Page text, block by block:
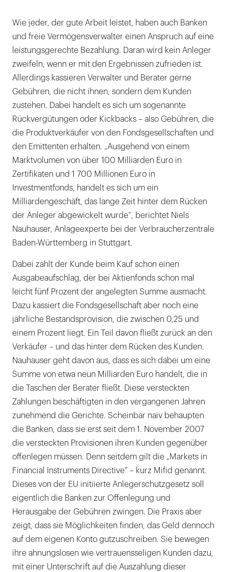
Wie jeder, der gute Arbeit leistet, haben auch Banken
und freie Vermögensverwalter einen Anspruch auf eine
leistungsgerechte Bezahlung. Daran wird kein Anleger
zweifeln, wenn er mit den Ergebnissen zufrieden ist.
Allerdings kassieren Verwalter und Berater gerne
Gebühren, die nicht ihnen, sondern dem Kunden
zustehen. Dabei handelt es sich um sogenannte
Rückvergütungen oder Kickbacks – also Gebühren, die
die Produktverkäufer von den Fondsgesellschaften und
den Emittenten erhalten. „Ausgehend von einem
Marktvolumen von über 100 Milliarden Euro in
Zertifikaten und 1 700 Millionen Euro in
Investmentfonds, handelt es sich um ein
Milliardengeschäft, das lange Zeit hinter dem Rücken
der Anleger abgewickelt wurde“, berichtet Niels
Nauhauser, Anlageexperte bei der Verbraucherzentrale
Baden-Württemberg in Stuttgart.
Dabei zahlt der Kunde beim Kauf schon einen
Ausgabeaufschlag, der bei Aktienfonds schon mal
leicht fünf Prozent der angelegten Summe ausmacht.
Dazu kassiert die Fondsgesellschaft aber noch eine
jährliche Bestandsprovision, die zwischen 0,25 und
einem Prozent liegt. Ein Teil davon fließt zurück an den
Verkäufer – und das hinter dem Rücken des Kunden.
Nauhauser geht davon aus, dass es sich dabei um eine
Summe von etwa neun Milliarden Euro handelt, die in
die Taschen der Berater fließt. Diese versteckten
Zahlungen beschäftigten in den vergangenen Jahren
zunehmend die Gerichte. Scheinbar naiv behaupten
die Banken, dass sie erst seit dem 1. November 2007
die versteckten Provisionen ihren Kunden gegenüber
offenlegen müssen. Denn seitdem gilt die „Markets in
Financial Instruments Directive“ – kurz Mifid genannt.
Dieses von der EU initiierte Anlegerschutzgesetz soll
eigentlich die Banken zur Offenlegung und
Herausgabe der Gebühren zwingen. Die Praxis aber
zeigt, dass sie Möglichkeiten finden, das Geld dennoch
auf dem eigenen Konto gutzuschreiben. Sie bewegen
ihre ahnungslosen wie vertrauensseligen Kunden dazu,
mit einer Unterschrift auf die Auszahlung dieser